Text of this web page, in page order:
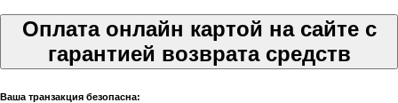
Оплата онлайн картой на сайте с
гарантией возврата средств
Ваша транзакция безопасна: